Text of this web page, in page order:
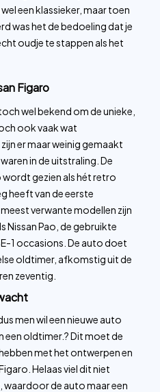
een klassieker, maar toen
was het de bedoeling dat je
oudje te stappen als het
Figaro
wel bekend om de unieke,
ook vaak wat
er maar weinig gemaakt
in de uitstraling. De
gezien als hét retro
heeft van de eerste
verwante modellen zijn
Nissan Pao, de gebruikte
1 occasions. De auto doet
oldtimer, afkomstig uit de
zeventig.
men wil een nieuwe auto
een oldtimer.? Dit moet de
met het ontwerpen en
Helaas viel dit niet
waardoor de auto maar een